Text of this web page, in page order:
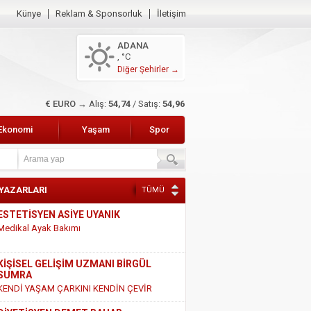
Künye Reklam & Sponsorluk İletişim
ADANA
, °C
Diğer Şehirler →
€ EURO → Alış: 54,74 / Satış: 54,96
Yaşam Spor
TÜMÜ
ASİYE UYANIK
Ayak Bakımı
GELİŞİM UZMANI BİRGÜL
YAŞAM ÇARKINI KENDİN ÇEVİR